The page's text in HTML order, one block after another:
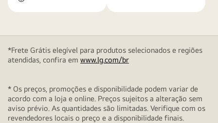
*Frete Grátis elegível para produtos selecionados e regiões
atendidas, confira em www.lg.com/br
* Os preços, promoções e disponibilidade podem variar de
acordo com a loja e online. Preços sujeitos a alteração sem
aviso prévio. As quantidades são limitadas. Verifique com os
revendedores locais o preço e a disponibilidade finais.